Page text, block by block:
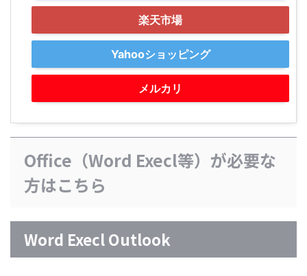
楽天市場
Yahooショッピング
メルカリ
Office（Word Execl等）が必要な
方はこちら
Word Execl Outlook